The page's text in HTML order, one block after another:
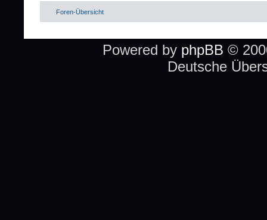
Foren-Übersicht
Powered by phpBB ©
Deutsche